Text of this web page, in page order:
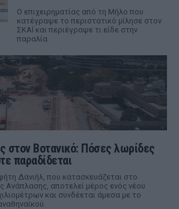
Ο επιχειρηματίας από τη Μήλο που
κατέγραψε το περιστατικό μίλησε στον
ΣΚΑΪ και περιέγραψε τι είδε στην
παραλία
Βοτανικό: Πόσες λωρίδες
παραδίδεται
Δανιήλ, που κατασκευάζεται στο
Ανάπλασης, αποτελεί μέρος ενός νέου
και συνδέεται άμεσα με το